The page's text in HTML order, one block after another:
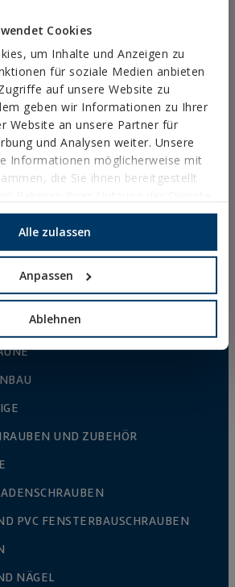
Cookies
um Inhalte und Anzeigen zu
für soziale Medien anbieten
auf unsere Website zu
geben wir Informationen zu Ihrer
Website an unsere Partner für
und Analysen weiter. Unsere
Informationen möglicherweise mit
die Sie ihnen bereitgestellt
Alle zulassen
Anpassen
Ablehnen
FÜR STAHLKONSTRUKTIONEN
(WDVS)
UND UMZÄUNUNGEN
UND ZUBEHÖR
PVC FENSTERBAUSCHRAUBEN
NÄGEL